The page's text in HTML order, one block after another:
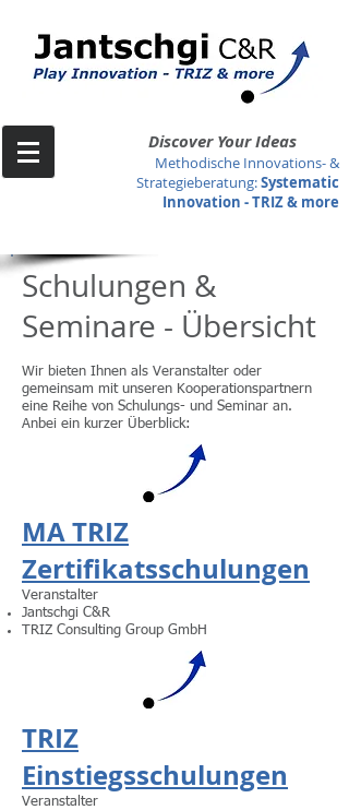
Discover Your Ideas
Methodische Innovations- &
Strategieberatung:Systematic
Innovation -TRIZ & more
Schulungen &
Seminare - Übersicht
Wir bieten Ihnen als Veranstalter oder
gemeinsam mit unseren Kooperationspartnern
eine Reihe von Schulungs- und Seminar an.
Anbei ein kurzer Überblick:
MA TRIZ
Zertifikatsschulungen
Veranstalter
Jantschgi C&R
TRIZ Consulting Group GmbH
TRIZ
Einstiegsschulungen
Veranstalter